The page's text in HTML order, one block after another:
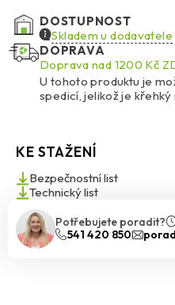
Její transparentní akrylové
kamenivem o zrnitosti 1,4–2,0
trvanlivý vzhled. Omítka se
hladítkem, dobře se roztírá i
vůči znečištění a velmi snadno
K dispozici je 48 standardních
HBW ≥ 25 % doporučujeme
odstíny se hodí zejména pro
speciální formuli BioProtect
plísní, řas a hub, a to i ve vlhkém
Ceresit CT 77 je vhodná pro
DOSTUPNOST
Skladem u dodavatele
DOPRAVA
Doprava nad 1200 Kč
U tohoto produktu je
spedicí, jelikož je
KE STAŽENÍ
Bezpečnostní list
Technický list
Potřebujete poradit?
541 420 850